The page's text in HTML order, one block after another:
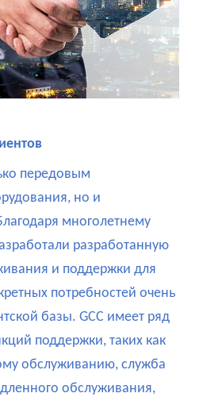
передовым
но и
многолетнему
разработанную
и поддержки для
потребностей очень
базы. GCC имеет ряд
поддержки, таких как
обслуживанию, служба
обслуживания,